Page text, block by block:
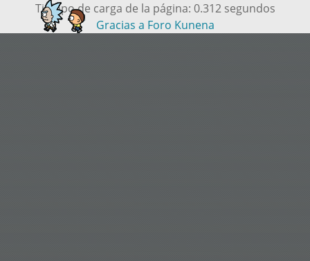
Tiempo de carga de la página: 0.312 segundos
Gracias a Foro Kunena